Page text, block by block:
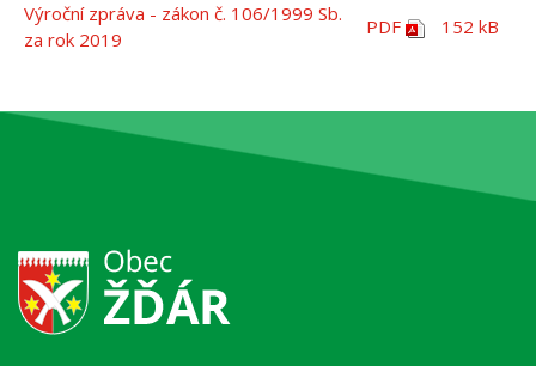
Výroční zpráva - zákon č. 106/1999 Sb.
za rok 2019
PDF 152 kB